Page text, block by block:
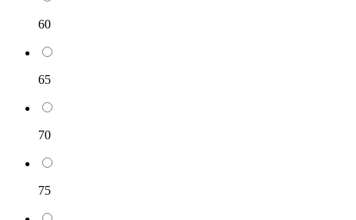
60
65
70
75